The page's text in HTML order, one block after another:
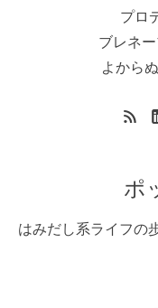
プロ
ブレネ
よから
ポ
はみだし系ライフの